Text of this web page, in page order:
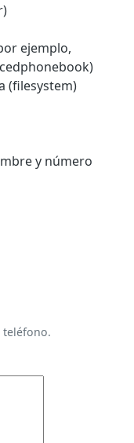
ejemplo,
(filesystem)
y número
teléfono.